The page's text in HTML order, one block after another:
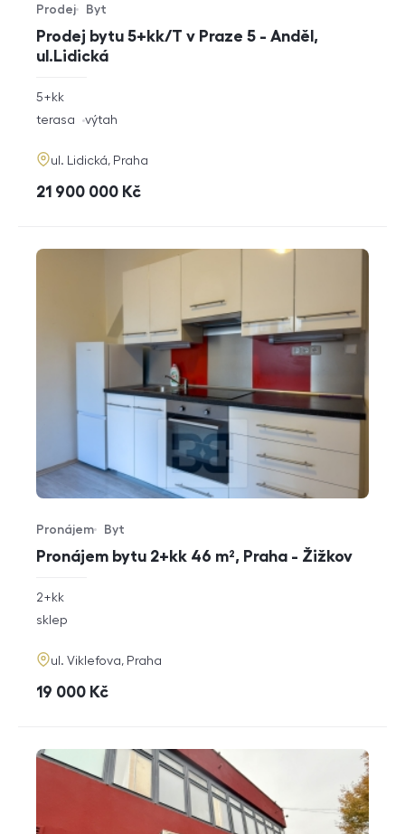
Prodej bytu 5+kk/T v Praze 5 - Anděl,
ul.Lidická
Typ nabídky
Prodej
Typ nemovitosti
Byt
rozměry
5+kk
funkce
terasa výtah
adresa
ul. Lidická, Praha
cena
21 900 000 Kč
Pronájem bytu 2+kk 46 m², Praha - Žižkov
Typ nabídky
Pronájem
Typ nemovitosti
Byt
rozměry
2+kk
funkce
sklep
adresa
ul. Viklefova, Praha
cena
19 000 Kč